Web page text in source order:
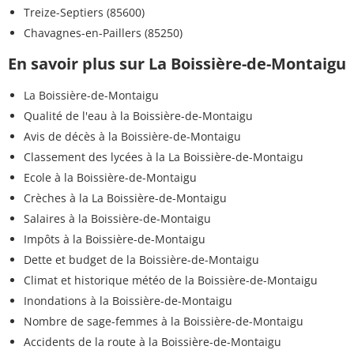
Treize-Septiers (85600)
Chavagnes-en-Paillers (85250)
En savoir plus sur La Boissière-de-Montaigu
La Boissière-de-Montaigu
Qualité de l'eau à la Boissière-de-Montaigu
Avis de décès à la Boissière-de-Montaigu
Classement des lycées à la La Boissière-de-Montaigu
Ecole à la Boissière-de-Montaigu
Crèches à la La Boissière-de-Montaigu
Salaires à la Boissière-de-Montaigu
Impôts à la Boissière-de-Montaigu
Dette et budget de la Boissière-de-Montaigu
Climat et historique météo de la Boissière-de-Montaigu
Inondations à la Boissière-de-Montaigu
Nombre de sage-femmes à la Boissière-de-Montaigu
Accidents de la route à la Boissière-de-Montaigu